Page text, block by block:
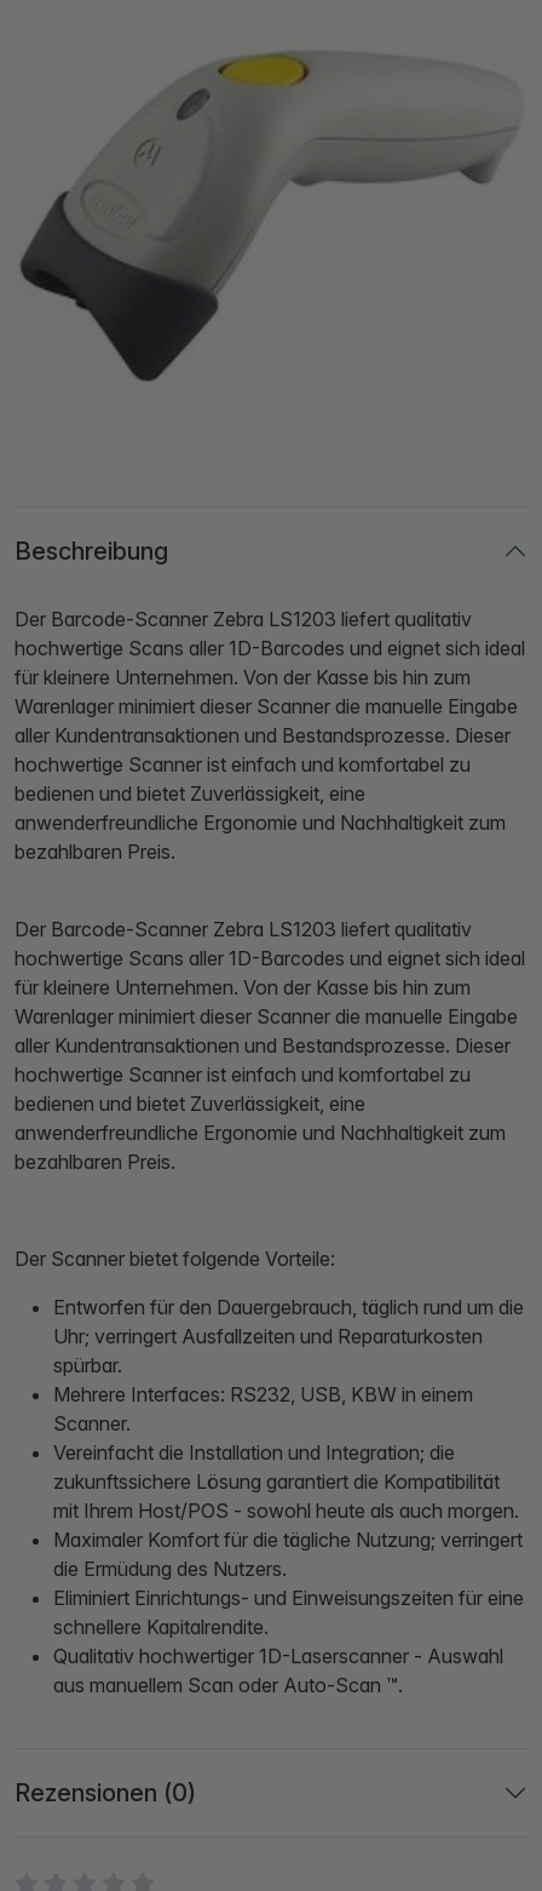
Beschreibung
Der Barcode-Scanner Zebra LS1203 liefert qualitativ
hochwertige Scans aller 1D-Barcodes und eignet sich ideal
für kleinere Unternehmen. Von der Kasse bis hin zum
Warenlager minimiert dieser Scanner die manuelle Eingabe
aller Kundentransaktionen und Bestandsprozesse. Dieser
hochwertige Scanner ist einfach und komfortabel zu
bedienen und bietet Zuverlässigkeit, eine
anwenderfreundliche Ergonomie und Nachhaltigkeit zum
bezahlbaren Preis.
Der Barcode-Scanner Zebra LS1203 liefert qualitativ
hochwertige Scans aller 1D-Barcodes und eignet sich ideal
für kleinere Unternehmen. Von der Kasse bis hin zum
Warenlager minimiert dieser Scanner die manuelle Eingabe
aller Kundentransaktionen und Bestandsprozesse. Dieser
hochwertige Scanner ist einfach und komfortabel zu
bedienen und bietet Zuverlässigkeit, eine
anwenderfreundliche Ergonomie und Nachhaltigkeit zum
bezahlbaren Preis.
Der Scanner bietet folgende Vorteile:
Entworfen für den Dauergebrauch, täglich rund um die
Uhr; verringert Ausfallzeiten und Reparaturkosten
spürbar.
Mehrere Interfaces: RS232, USB, KBW in einem
Scanner.
Vereinfacht die Installation und Integration; die
zukunftssichere Lösung garantiert die Kompatibilität
mit Ihrem Host/POS - sowohl heute als auch morgen.
Maximaler Komfort für die tägliche Nutzung; verringert
die Ermüdung des Nutzers.
Eliminiert Einrichtungs- und Einweisungszeiten für eine
schnellere Kapitalrendite.
Qualitativ hochwertiger 1D-Laserscanner - Auswahl
aus manuellem Scan oder Auto-Scan ™.
Rezensionen (0)